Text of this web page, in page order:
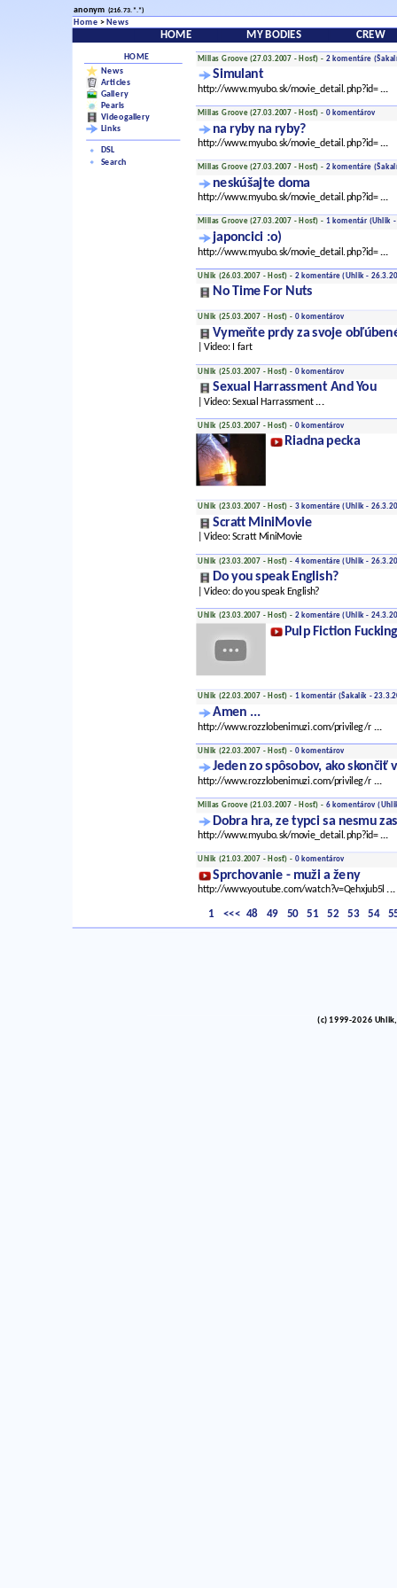
anonym (216.73.*.*)
Home > News
HOME MY BODIES CREW
HOME
News
Articles
Gallery
Pearls
Videogallery
Links
DSL
Search
Millas Groove (27.03.2007 - Hosť) - 2 komentáre
Simulant
http://www.myubo.sk/movie_detail.php?id=...
Millas Groove (27.03.2007 - Hosť) - 0 komentárov
na ryby na ryby?
http://www.myubo.sk/movie_detail.php?id=...
Millas Groove (27.03.2007 - Hosť) - 2 komentáre
neskúšajte doma
http://www.myubo.sk/movie_detail.php?id=...
Millas Groove (27.03.2007 - Hosť) - 1 komentár (Uhlik -
japoncici :o)
http://www.myubo.sk/movie_detail.php?id=...
Uhlik (26.03.2007 - Hosť) - 2 komentáre(Uhlik -
No Time For Nuts
Uhlik (25.03.2007 - Hosť) - 0 komentárov
Vymeňte prdy za svoje
| Video: I fart
Uhlik (25.03.2007 - Hosť) - 0 komentárov
Sexual Harrassment And You
| Video: Sexual Harrassment...
Uhlik (25.03.2007 - Hosť) - 0 komentárov
Riadna pecka
Uhlik (23.03.2007 - Hosť) - 3 komentáre(Uhlik -
Scratt MiniMovie
| Video: Scratt MiniMovie
Uhlik (23.03.2007 - Hosť) - 4 komentáre(Uhlik -
Do you speak English?
| Video: do you speak English?
Uhlik (23.03.2007 - Hosť) - 2 komentáre(Uhlik -
Pulp Fiction
Uhlik (22.03.2007 - Hosť) - 1 komentár (Šakalík -
Amen ...
http://www.rozzlobenimuzi.com/privileg/r ...
Uhlik (22.03.2007 - Hosť) - 0 komentárov
Jeden zo spôsobov, ako skončiť
http://www.rozzlobenimuzi.com/privileg/r ...
Millas Groove (21.03.2007 - Hosť) - 6 komentárov
Dobra hra, ze typci sa nesmu
http://www.myubo.sk/movie_detail.php?id=...
Uhlik (21.03.2007 - Hosť) - 0 komentárov
Sprchovanie - muži a ženy
http://www.youtube.com/watch?v=Qehxjub5l...
1 <<< 48 49 50 51 52 53 54
(c) 1999-2026 Uhlik,